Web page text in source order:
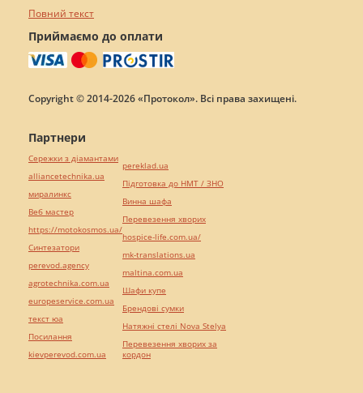
Повний текст
Приймаємо до оплати
Copyright © 2014-2026 «Протокол». Всі права захищені.
Партнери
Сережки з діамантами
alliancetechnika.ua
миралинкс
Веб мастер
https://motokosmos.ua/
Синтезатори
perevod.agency
agrotechnika.com.ua
europeservice.com.ua
текст юа
Посилання
kievperevod.com.ua
pereklad.ua
Підготовка до НМТ / ЗНО
Винна шафа
Перевезення хворих
hospice-life.com.ua/
mk-translations.ua
maltina.com.ua
Шафи купе
Брендові сумки
Натяжні стелі Nova Stelya
Перевезення хворих за
кордон